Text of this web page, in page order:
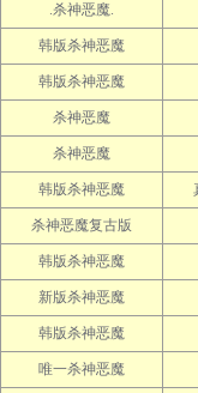
.杀神恶魔.
韩版杀神恶魔
韩版杀神恶魔
杀神恶魔
杀神恶魔
韩版杀神恶魔
杀神恶魔复古版
韩版杀神恶魔
新版杀神恶魔
韩版杀神恶魔
唯一杀神恶魔